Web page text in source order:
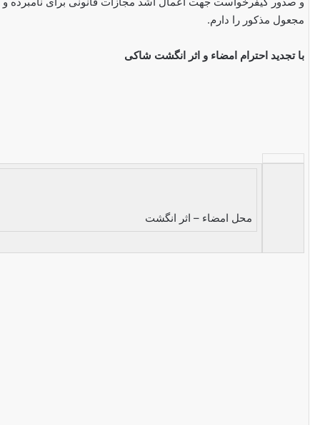
مجعول مذکور را دارم.
با تجدید احترام امضاء و اثر انگشت شاکی
محل امضاء – اثر انگشت